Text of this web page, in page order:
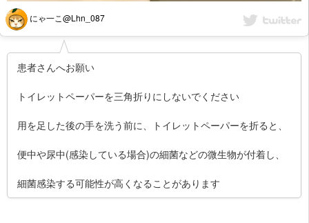
にゃ一こ@Lhn_087
患者さんへお願い
トイレットペーパーを三角折りにしないでください
用を足した後の手を洗う前に、トイレットペーパーを折ると、
便中や尿中(感染している場合)の細菌などの微生物が付着し、
細菌感染する可能性が高くなることがあります